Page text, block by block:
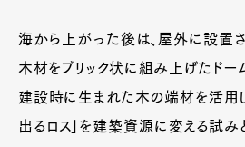
海から上がった後は、屋外に設置さ
木材をブリック状に組み上げたドーム
建設時に生まれた木の端材を活用し
出るロス」を建築資源に変える試み